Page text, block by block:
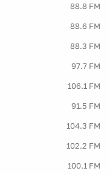
88.8 FM
88.6 FM
88.3 FM
97.7 FM
106.1 FM
91.5 FM
104.3 FM
102.2 FM
100.1 FM